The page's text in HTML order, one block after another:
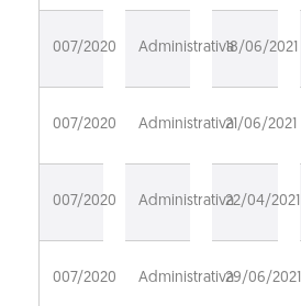
007/2020 Administrativa18/06/2021
007/2020 Administrativa21/06/2021
007/2020 Administrativa22/04/2021
007/2020 Administrativa29/06/2021